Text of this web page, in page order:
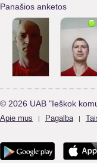
Panašios anketos
© 2026 UAB "Ieškok
Apie mus | Pagalba |